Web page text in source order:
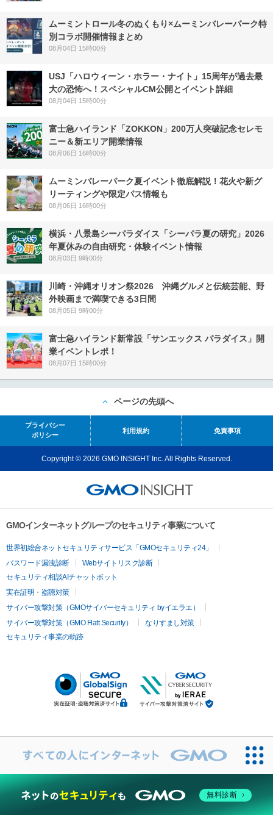
ムーミントロール冬のぬくもり×ムーミンバレーパーク特
別コラボ開催情報まとめ
08月04日 15時00分
USJ「ハロウィーン・ホラー・ナイト」15周年が過去最
大の恐怖へ！スペシャルCM公開とイベント詳細
08月04日 15時00分
富士急ハイランド「ZOKKON」200万人突破記念セレモ
ニー＆新エリア開業情報
08月06日 16時00分
ムーミンバレーパーク夏イベント徹底解説！花火や新グ
リーティングや限定パス情報も
08月06日 16時00分
横浜・八景島シーパラダイス「シーパラ夏の研究」2026
年夏休みの自由研究・体験イベント情報
08月03日 9時00分
川崎・沖縄オリオン祭2026 沖縄グルメと伝統芸能、野
外映画まで満喫できる3日間
08月05日 9時00分
富士急ハイランド新常設「サンエックス パラダイス」開
業イベントレポ！
08月07日 15時00分
ページの先頭へ
プライバシー
ポリシー
利用規約 免責事項
Copyright © 2026 GMO INSIGHT Inc. All Rights Reserved.
GMOインターネットグループのセキュリティ事業について
世界初総合ネットセキュリティサービス「GMOセキュリティ24」
パスワード漏洩診断
Webサイトリスク診断
セキュリティ相談AIチャットボット
実在証明・盗聴対策
サイバー攻撃対策（GMOサイバーセキュリティ byイエラエ）
サイバー攻撃対策（GMO Flatt Security）
なりすまし対策
セキュリティ事業の軌跡
無料診断